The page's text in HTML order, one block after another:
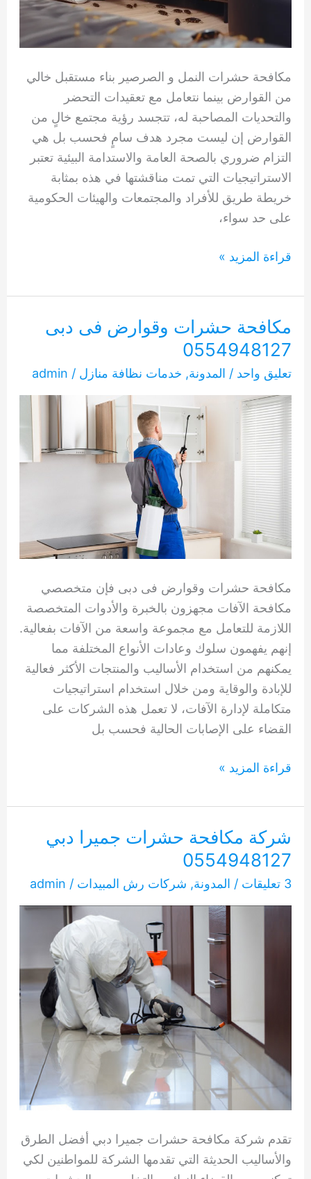
مكافحة حشرات النمل و الصرصير بناء مستقبل خالي
من القوارض بينما نتعامل مع تعقيدات التحضر
والتحديات المصاحبة له، تتجسد رؤية مجتمع خالٍ من
القوارض إن ليست مجرد هدف سامٍ فحسب بل هي
التزام ضروري بالصحة العامة والاستدامة البيئية تعتبر
الاستراتيجيات التي تمت مناقشتها في هذه بمثابة
خريطة طريق للأفراد والمجتمعات والهيئات الحكومية
على حد سواء،
مكافحة
النمل
الصرصير
0554948127
قراءة المزيد »
مكافحة حشرات وقوارض فى دبى
0554948127
تعليق واحد / المدونة, خدمات نظافة منازل /
admin
مكافحة حشرات وقوارض فى دبى فإن متخصصي
مكافحة الآفات مجهزون بالخبرة والأدوات المتخصصة
اللازمة للتعامل مع مجموعة واسعة من الآفات بفعالية.
إنهم يفهمون سلوك وعادات الأنواع المختلفة مما
يمكنهم من استخدام الأساليب والمنتجات الأكثر فعالية
للإبادة والوقاية ومن خلال استخدام استراتيجيات
متكاملة لإدارة الآفات، لا تعمل هذه الشركات على
القضاء على الإصابات الحالية فحسب بل
مكافحة
وقوارض
دبى
0554948127
قراءة المزيد »
شركة مكافحة حشرات جميرا دبي
0554948127
3 تعليقات / المدونة, شركات رش المبيدات /
admin
تقدم شركة مكافحة حشرات جميرا دبي أفضل الطرق
والأساليب الحديثة التي تقدمها الشركة للمواطنين لكي